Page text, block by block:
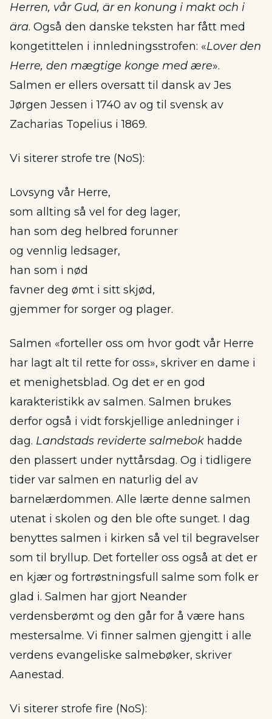
Herren, vår Gud, är en konung i makt och i
ära. Også den danske teksten har fått med
kongetittelen i innledningsstrofen: «Lover den
Herre, den mægtige konge med ære».
Salmen er ellers oversatt til dansk av Jes
Jørgen Jessen i 1740 av og til svensk av
Zacharias Topelius i 1869.
Vi siterer strofe tre (NoS):
Lovsyng vår Herre,
som allting så vel for deg lager,
han som deg helbred forunner
og vennlig ledsager,
han som i nød
favner deg ømt i sitt skjød,
gjemmer for sorger og plager.
Salmen «forteller oss om hvor godt vår Herre
har lagt alt til rette for oss», skriver en dame i
et menighetsblad. Og det er en god
karakteristikk av salmen. Salmen brukes
derfor også i vidt forskjellige anledninger i
dag. Landstads reviderte salmebok hadde
den plassert under nyttårsdag. Og i tidligere
tider var salmen en naturlig del av
barnelærdommen. Alle lærte denne salmen
utenat i skolen og den ble ofte sunget. I dag
benyttes salmen i kirken så vel til begravelser
som til bryllup. Det forteller oss også at det er
en kjær og fortrøstningsfull salme som folk er
glad i. Salmen har gjort Neander
verdensberømt og den går for å være hans
mestersalme. Vi finner salmen gjengitt i alle
verdens evangeliske salmebøker, skriver
Aanestad.
Vi siterer strofe fire (NoS):